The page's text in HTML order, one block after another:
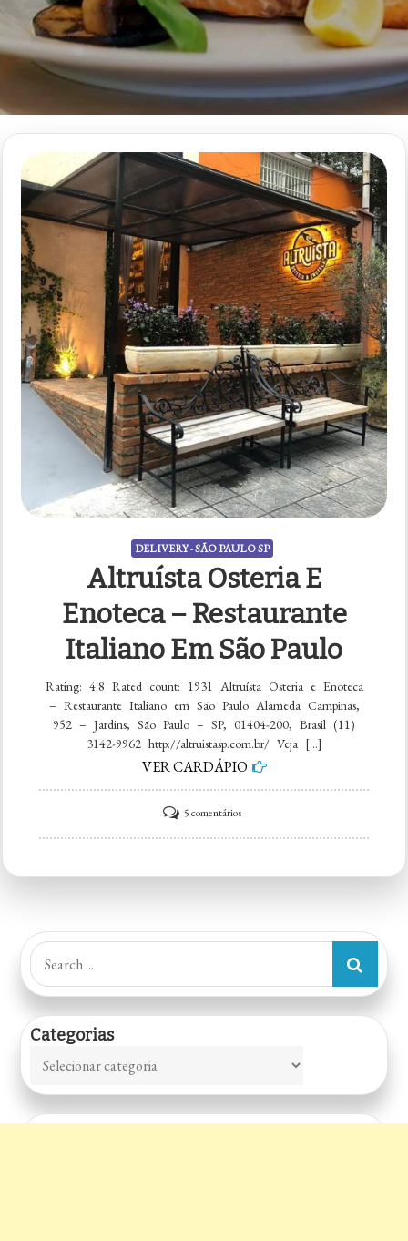
DELIVERY - SÃO PAULO SP
Altruísta Osteria E
Enoteca – Restaurante
Italiano Em São Paulo
Rating: 4.8 Rated count: 1931 Altruísta Osteria e Enoteca
– Restaurante Italiano em São Paulo Alameda Campinas,
952 – Jardins, São Paulo – SP, 01404-200, Brasil (11)
3142-9962 http://altruistasp.com.br/ Veja […]
VER CARDÁPIO
5 comentáriosem
Altruísta
–
Italiano
em
Search
for:
Categorias
Categorias